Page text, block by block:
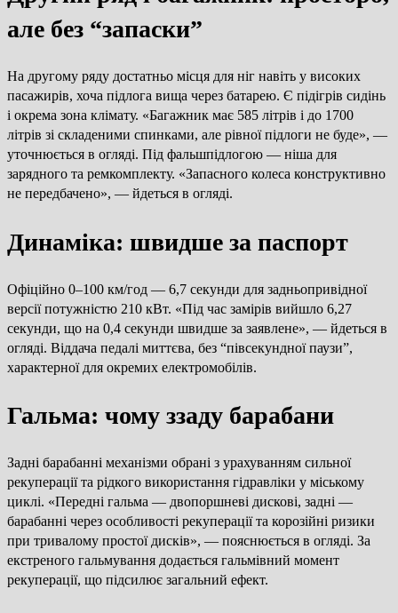
але без “запаски”
На другому ряду достатньо місця для ніг навіть у високих
пасажирів, хоча підлога вища через батарею. Є підігрів сидінь
і окрема зона клімату. «Багажник має 585 літрів і до 1700
літрів зі складеними спинками, але рівної підлоги не буде», —
уточнюється в огляді. Під фальшпідлогою — ніша для
зарядного та ремкомплекту. «Запасного колеса конструктивно
не передбачено», — йдеться в огляді.
Динаміка: швидше за паспорт
Офіційно 0–100 км/год — 6,7 секунди для задньопривідної
версії потужністю 210 кВт. «Під час замірів вийшло 6,27
секунди, що на 0,4 секунди швидше за заявлене», — йдеться в
огляді. Віддача педалі миттєва, без “півсекундної паузи”,
характерної для окремих електромобілів.
Гальма: чому ззаду барабани
Задні барабанні механізми обрані з урахуванням сильної
рекуперації та рідкого використання гідравліки у міському
циклі. «Передні гальма — двопоршневі дискові, задні —
барабанні через особливості рекуперації та корозійні ризики
при тривалому простої дисків», — пояснюється в огляді. За
екстреного гальмування додається гальмівний момент
рекуперації, що підсилює загальний ефект.